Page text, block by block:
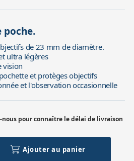
poche.
de 23 mm de diamètre.
ultra légères
vision
et protèges objectifs
et l'observation occasionnelle
nous pour connaître le délai de livraison
Ajouter au panier